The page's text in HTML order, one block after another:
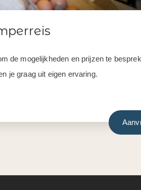
de mogelijkheden en prijzen te
je graag uit eigen ervaring.